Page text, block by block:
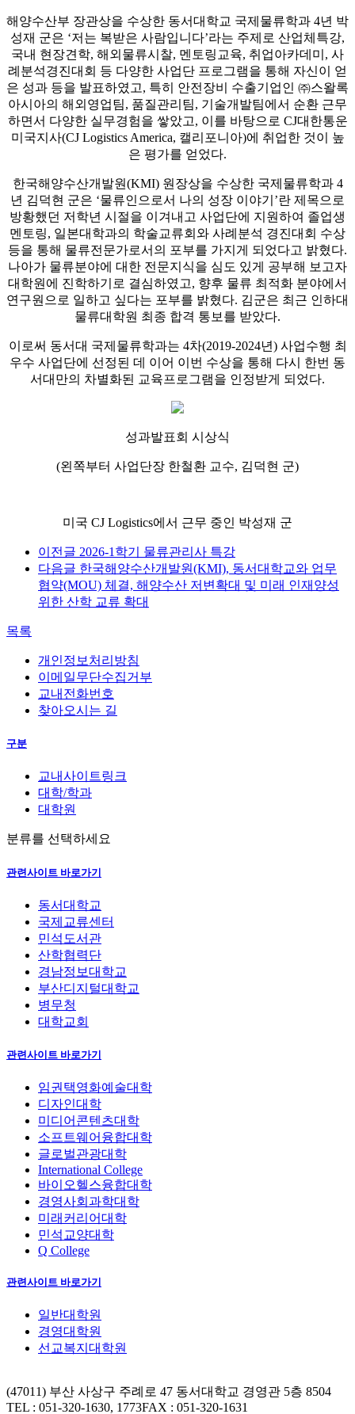
해양수산부 장관상을 수상한 동서대학교 국제물류학과 4년 박
성재 군은 ‘저는 복받은 사람입니다’라는 주제로 산업체특강,
국내 현장견학, 해외물류시찰, 멘토링교육, 취업아카데미, 사
례분석경진대회 등 다양한 사업단 프로그램을 통해 자신이 얻
은 성과 등을 발표하였고, 특히 안전장비 수출기업인 ㈜스왈록
아시아의 해외영업팀, 품질관리팀, 기술개발팀에서 순환 근무
하면서 다양한 실무경험을 쌓았고, 이를 바탕으로 CJ대한통운
미국지사(CJ Logistics America, 캘리포니아)에 취업한 것이 높
은 평가를 얻었다.
한국해양수산개발원(KMI) 원장상을 수상한 국제물류학과 4
년 김덕현 군은 ‘물류인으로서 나의 성장 이야기’란 제목으로
방황했던 저학년 시절을 이겨내고 사업단에 지원하여 졸업생
멘토링, 일본대학과의 학술교류회와 사례분석 경진대회 수상
등을 통해 물류전문가로서의 포부를 가지게 되었다고 밝혔다.
나아가 물류분야에 대한 전문지식을 심도 있게 공부해 보고자
대학원에 진학하기로 결심하였고, 향후 물류 최적화 분야에서
연구원으로 일하고 싶다는 포부를 밝혔다. 김군은 최근 인하대
물류대학원 최종 합격 통보를 받았다.
이로써 동서대 국제물류학과는 4차(2019-2024년) 사업수행 최
우수 사업단에 선정된 데 이어 이번 수상을 통해 다시 한번 동
서대만의 차별화된 교육프로그램을 인정받게 되었다.
성과발표회 시상식
(왼쪽부터 사업단장 한철환 교수, 김덕현 군)
미국 CJ Logistics에서 근무 중인 박성재 군
이전글 2026-1학기 물류관리사 특강
다음글 한국해양수산개발원(KMI), 동서대학교와 업무
협약(MOU) 체결, 해양수산 저변확대 및 미래 인재양성
위한 산학 교류 확대
목록
개인정보처리방침
이메일무단수집거부
교내전화번호
찾아오시는 길
구분
교내사이트링크
대학/학과
대학원
분류를 선택하세요
관련사이트 바로가기
동서대학교
국제교류센터
민석도서관
산학협력단
경남정보대학교
부산디지털대학교
병무청
대학교회
관련사이트 바로가기
임권택영화예술대학
디자인대학
미디어콘텐츠대학
소프트웨어융합대학
글로벌관광대학
International College
바이오헬스융합대학
경영사회과학대학
미래커리어대학
민석교양대학
Q College
관련사이트 바로가기
일반대학원
경영대학원
선교복지대학원
(47011) 부산 사상구 주례로 47 동서대학교 경영관 5층 8504
TEL : 051-320-1630, 1773FAX : 051-320-1631